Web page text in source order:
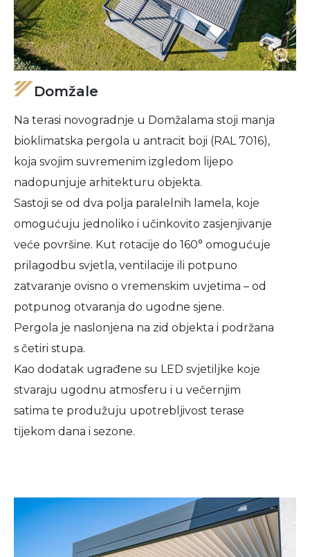
Domžale
Na terasi novogradnje u Domžalama stoji manja
bioklimatska pergola u antracit boji (RAL 7016),
koja svojim suvremenim izgledom lijepo
nadopunjuje arhitekturu objekta.
Sastoji se od dva polja paralelnih lamela, koje
omogućuju jednoliko i učinkovito zasjenjivanje
veće površine. Kut rotacije do 160° omogućuje
prilagodbu svjetla, ventilacije ili potpuno
zatvaranje ovisno o vremenskim uvjetima – od
potpunog otvaranja do ugodne sjene.
Pergola je naslonjena na zid objekta i podržana
s četiri stupa.
Kao dodatak ugrađene su LED svjetiljke koje
stvaraju ugodnu atmosferu i u večernjim
satima te produžuju upotrebljivost terase
tijekom dana i sezone.